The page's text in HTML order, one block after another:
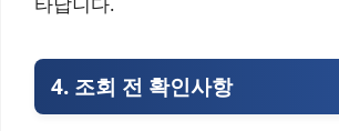
4. 조회 전 확인사항